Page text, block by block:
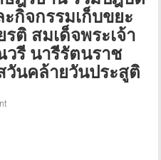
กิจกรรมเก็บขยะ
ติ สมเด็จพระเจ้า
รี นารีรัตนราช
วันคล้ายวันประสูติ